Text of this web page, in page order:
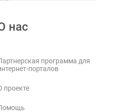
нас
программа для
порталов
проекте